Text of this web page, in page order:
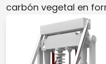
carbón vegetal en